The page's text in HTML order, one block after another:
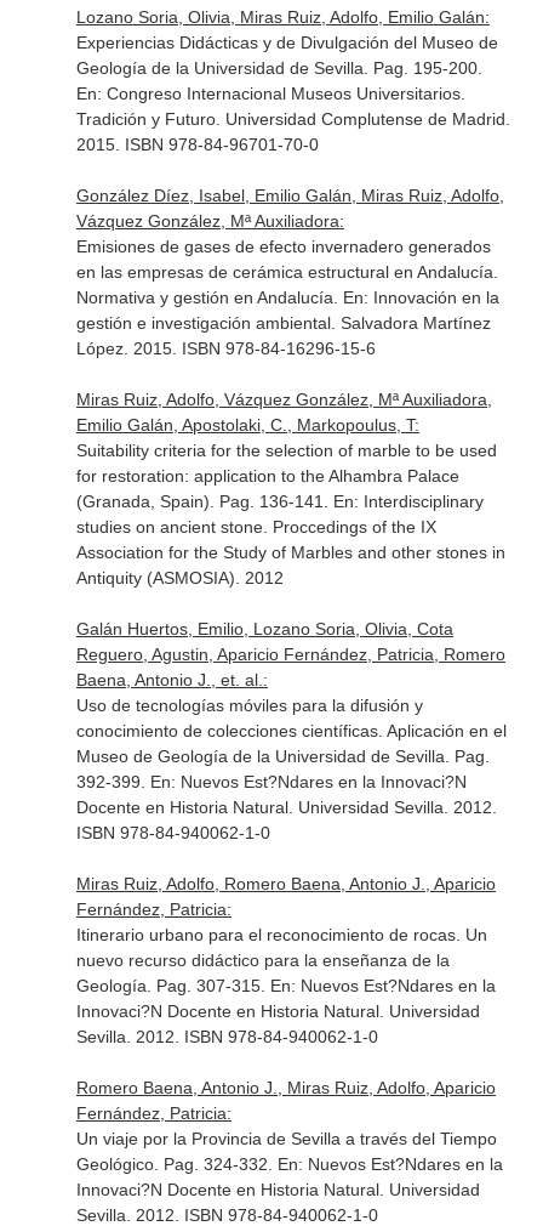
Lozano Soria, Olivia, Miras Ruiz, Adolfo, Emilio Galán:
Experiencias Didácticas y de Divulgación del Museo de
Geología de la Universidad de Sevilla. Pag. 195-200.
En: Congreso Internacional Museos Universitarios.
Tradición y Futuro. Universidad Complutense de Madrid.
2015. ISBN 978-84-96701-70-0
González Díez, Isabel, Emilio Galán, Miras Ruiz, Adolfo,
Vázquez González, Mª Auxiliadora:
Emisiones de gases de efecto invernadero generados
en las empresas de cerámica estructural en Andalucía.
Normativa y gestión en Andalucía. En: Innovación en la
gestión e investigación ambiental. Salvadora Martínez
López. 2015. ISBN 978-84-16296-15-6
Miras Ruiz, Adolfo, Vázquez González, Mª Auxiliadora,
Emilio Galán, Apostolaki, C., Markopoulus, T:
Suitability criteria for the selection of marble to be used
for restoration: application to the Alhambra Palace
(Granada, Spain). Pag. 136-141. En: Interdisciplinary
studies on ancient stone. Proccedings of the IX
Association for the Study of Marbles and other stones in
Antiquity (ASMOSIA) . 2012
Galán Huertos, Emilio, Lozano Soria, Olivia, Cota
Reguero, Agustin, Aparicio Fernández, Patricia, Romero
Baena, Antonio J., et. al.:
Uso de tecnologías móviles para la difusión y
conocimiento de colecciones científicas. Aplicación en el
Museo de Geología de la Universidad de Sevilla. Pag.
392-399. En: Nuevos Est?Ndares en la Innovaci?N
Docente en Historia Natural. Universidad Sevilla. 2012.
ISBN 978-84-940062-1-0
Miras Ruiz, Adolfo, Romero Baena, Antonio J., Aparicio
Fernández, Patricia:
Itinerario urbano para el reconocimiento de rocas. Un
nuevo recurso didáctico para la enseñanza de la
Geología. Pag. 307-315. En: Nuevos Est?Ndares en la
Innovaci?N Docente en Historia Natural. Universidad
Sevilla. 2012. ISBN 978-84-940062-1-0
Romero Baena, Antonio J., Miras Ruiz, Adolfo, Aparicio
Fernández, Patricia:
Un viaje por la Provincia de Sevilla a través del Tiempo
Geológico. Pag. 324-332. En: Nuevos Est?Ndares en la
Innovaci?N Docente en Historia Natural. Universidad
Sevilla. 2012. ISBN 978-84-940062-1-0